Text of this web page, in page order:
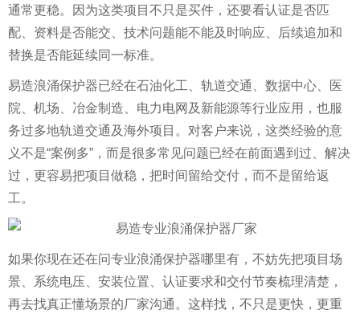
通常更稳。因为这类项目不只是买件，还要看认证是否匹
配、资料是否能交、技术问题能不能及时响应、后续追加和
替换是否能延续同一标准。
易造浪涌保护器已经在石油化工、轨道交通、数据中心、医
院、机场、冶金制造、电力电网及新能源等行业应用，也服
务过多地轨道交通及海外项目。对客户来说，这类经验的意
义不是“案例多”，而是很多常见问题已经在前面遇到过、解决
过，更容易把项目做稳，把时间留给交付，而不是留给返
工。
如果你现在还在问专业浪涌保护器哪里有，不妨先把项目场
景、系统电压、安装位置、认证要求和交付节奏梳理清楚，
再去找真正懂场景的厂家沟通。这样找，不只是更快，更重